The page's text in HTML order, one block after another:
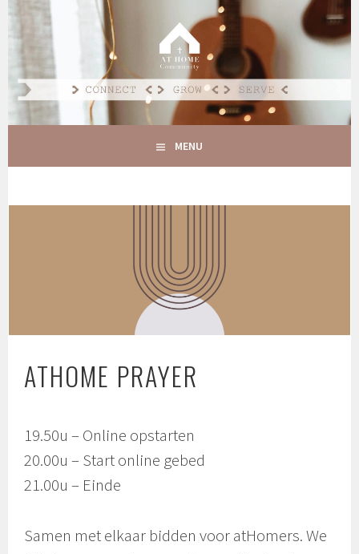
Spring
inhoud
AT HOME COMMUNITY
CONNECT GROW SERVE
MENU
ATHOME PRAYER
19.50u – Online opstarten
20.00u – Start online gebed
21.00u – Einde
Samen met elkaar bidden voor atHomers. We